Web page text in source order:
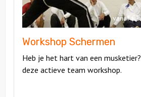
vanaf
Workshop Schermen
Heb je het hart van een
deze actieve team workshop.